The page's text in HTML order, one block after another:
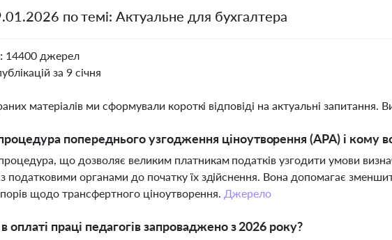
по темі: Актуальне для бухгалтера
14400 джерел
за 9 січня
матеріалів ми сформували короткі відповіді на актуальні запитання.
попереднього узгодження ціноутворення (АРА) і кому
що дозволяє великим платникам податків узгодити умови
податковими органами до початку їх здійснення. Вона допомагає
щодо трансфертного ціноутворення. Джерело
оплаті праці педагогів запроваджено з 2026 року?